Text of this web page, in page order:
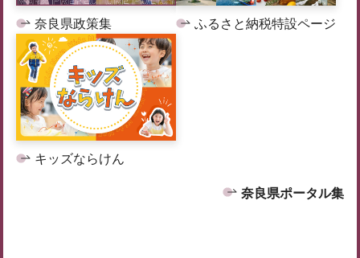
奈良県政策集 ふるさと納税特設ページ
キッズならけん
奈良県ポータル集